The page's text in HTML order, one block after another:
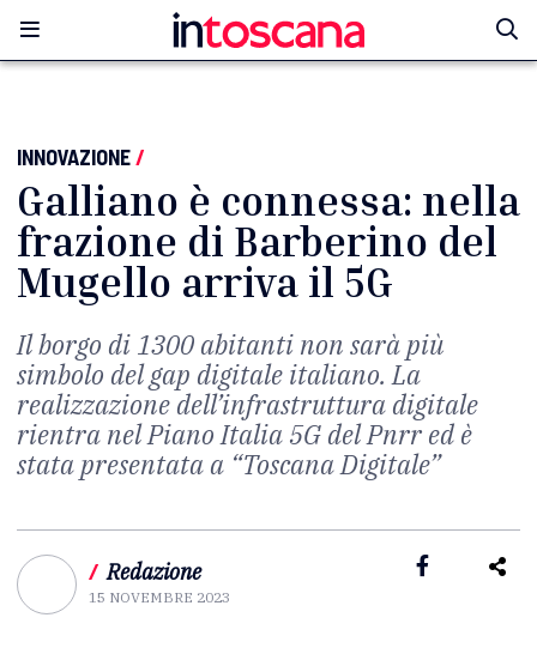
INNOVAZIONE/
Galliano è connessa: nella
frazione di Barberino del
Mugello arriva il 5G
Il borgo di 1300 abitanti non sarà più
simbolo del gap digitale italiano. La
realizzazione dell’infrastruttura digitale
rientra nel Piano Italia 5G del Pnrr ed è
stata presentata a “Toscana Digitale”
/ Redazione
15 NOVEMBRE 2023